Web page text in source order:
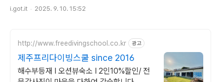
i.got.it 2025. 9. 10. 15:52
http://www.freedivingschool.co.kr 광고
제주프리다이빙스쿨 since 2016
해수부등재 I 오션뷰숙소 I 2인10%할인/ 전